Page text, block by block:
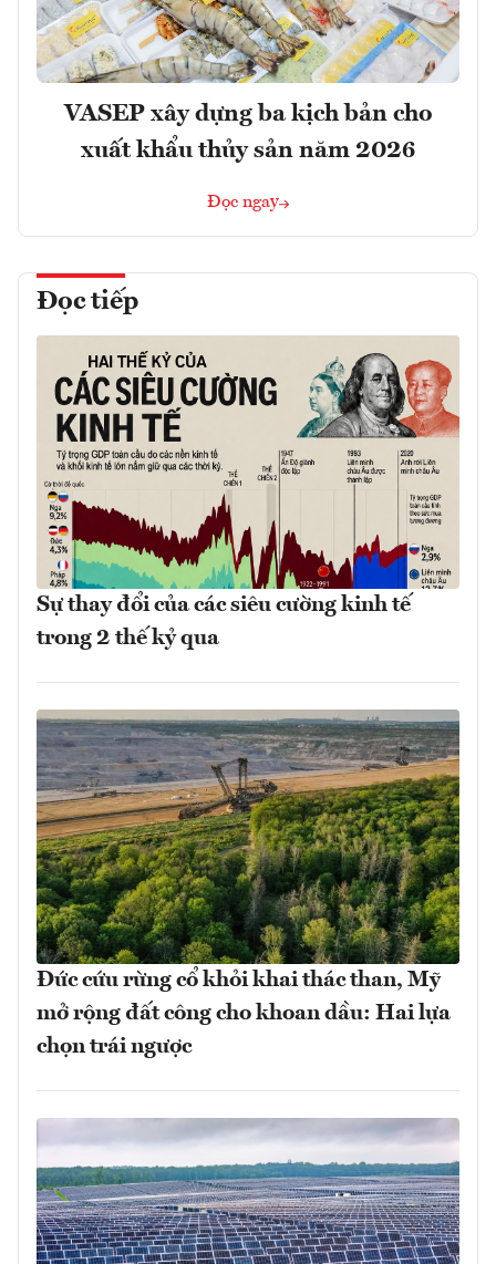
VASEP xây dựng ba kịch bản cho
xuất khẩu thủy sản năm 2026
Đọc ngay
Đọc tiếp
Sự thay đổi của các siêu cường kinh tế
trong 2 thế kỷ qua
Đức cứu rừng cổ khỏi khai thác than, Mỹ
mở rộng đất công cho khoan dầu: Hai lựa
chọn trái ngược